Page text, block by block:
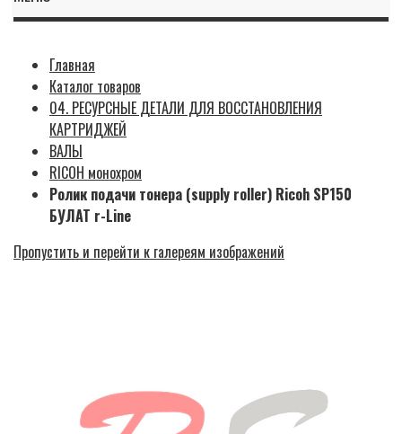
Главная
Каталог товаров
04. РЕСУРСНЫЕ ДЕТАЛИ ДЛЯ ВОССТАНОВЛЕНИЯ
КАРТРИДЖЕЙ
ВАЛЫ
RICOH монохром
Ролик подачи тонера (supply roller) Ricoh SP150
БУЛАТ r-Line
Пропустить и перейти к галереям изображений